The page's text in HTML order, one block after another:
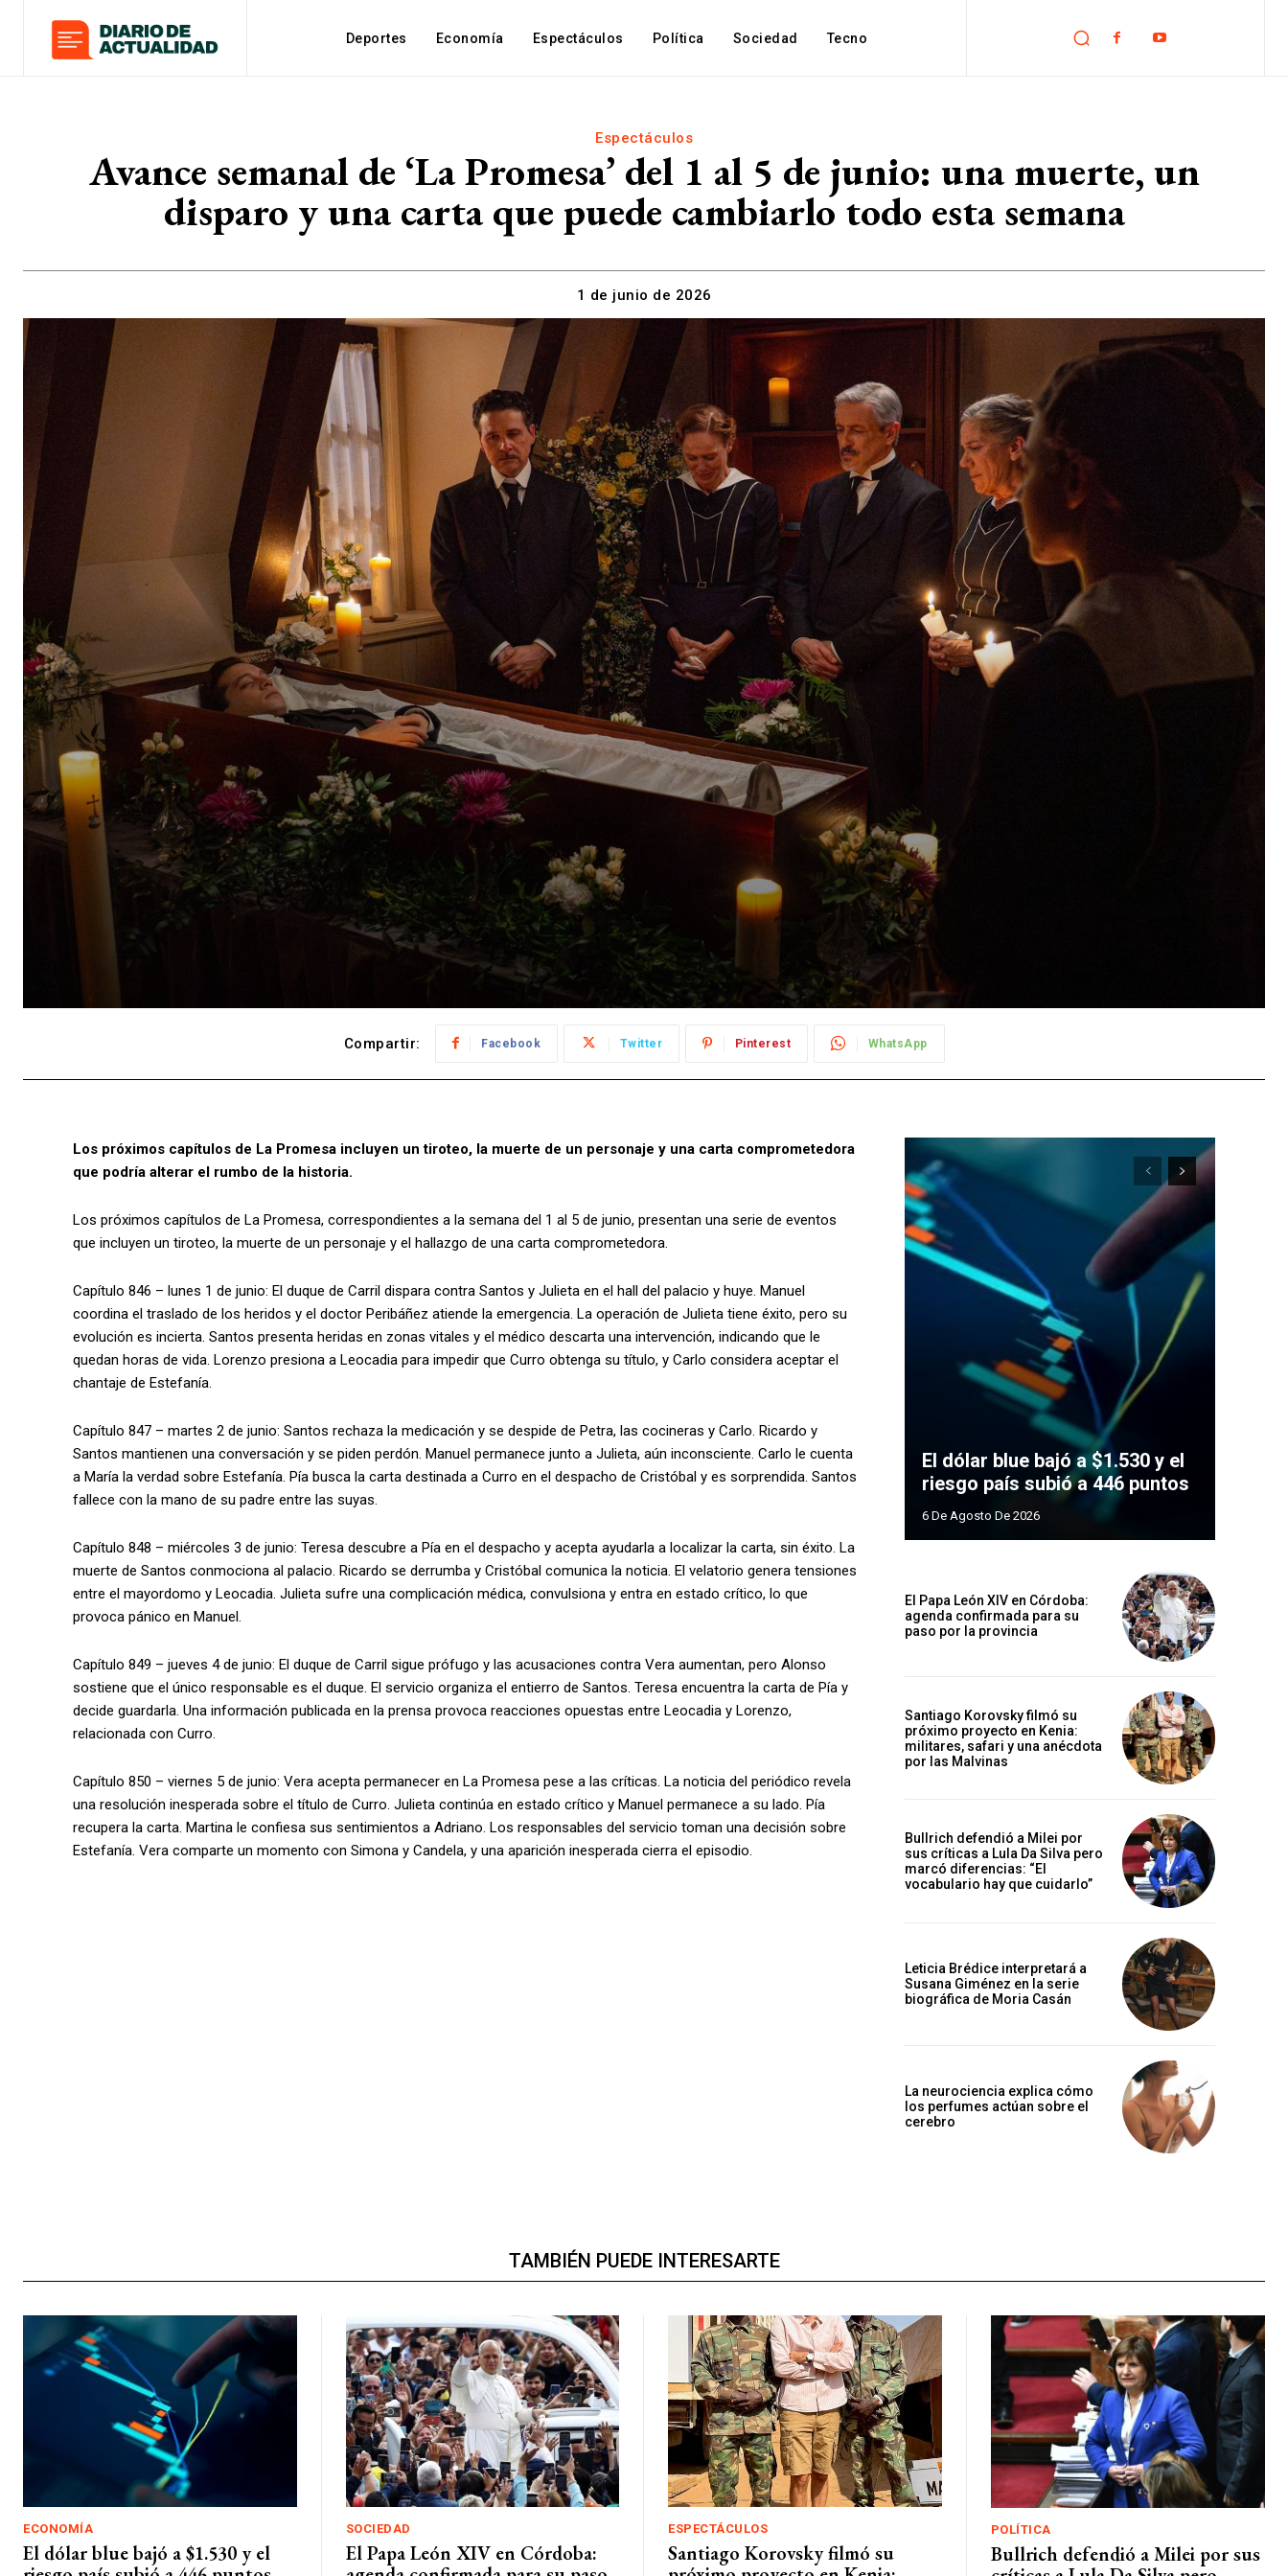
Deportes Economía Espectáculos Política Sociedad Tecno
Espectáculos
Avance semanal de ‘La Promesa’ del 1 al 5 de junio: una muerte, un
disparo y una carta que puede cambiarlo todo esta semana
1 de junio de 2026
Compartir: Facebook Twitter Pinterest WhatsApp
Los próximos capítulos de La Promesa incluyen un tiroteo, la muerte de un personaje y una carta comprometedora
que podría alterar el rumbo de la historia.
Los próximos capítulos de La Promesa, correspondientes a la semana del 1 al 5 de junio, presentan una serie de eventos
que incluyen un tiroteo, la muerte de un personaje y el hallazgo de una carta comprometedora.
Capítulo 846 – lunes 1 de junio: El duque de Carril dispara contra Santos y Julieta en el hall del palacio y huye. Manuel
coordina el traslado de los heridos y el doctor Peribáñez atiende la emergencia. La operación de Julieta tiene éxito, pero su
evolución es incierta. Santos presenta heridas en zonas vitales y el médico descarta una intervención, indicando que le
quedan horas de vida. Lorenzo presiona a Leocadia para impedir que Curro obtenga su título, y Carlo considera aceptar el
chantaje de Estefanía.
Capítulo 847 – martes 2 de junio: Santos rechaza la medicación y se despide de Petra, las cocineras y Carlo. Ricardo y
Santos mantienen una conversación y se piden perdón. Manuel permanece junto a Julieta, aún inconsciente. Carlo le cuenta
a María la verdad sobre Estefanía. Pía busca la carta destinada a Curro en el despacho de Cristóbal y es sorprendida. Santos
fallece con la mano de su padre entre las suyas.
Capítulo 848 – miércoles 3 de junio: Teresa descubre a Pía en el despacho y acepta ayudarla a localizar la carta, sin éxito. La
muerte de Santos conmociona al palacio. Ricardo se derrumba y Cristóbal comunica la noticia. El velatorio genera tensiones
entre el mayordomo y Leocadia. Julieta sufre una complicación médica, convulsiona y entra en estado crítico, lo que
provoca pánico en Manuel.
Capítulo 849 – jueves 4 de junio: El duque de Carril sigue prófugo y las acusaciones contra Vera aumentan, pero Alonso
sostiene que el único responsable es el duque. El servicio organiza el entierro de Santos. Teresa encuentra la carta de Pía y
decide guardarla. Una información publicada en la prensa provoca reacciones opuestas entre Leocadia y Lorenzo,
relacionada con Curro.
Capítulo 850 – viernes 5 de junio: Vera acepta permanecer en La Promesa pese a las críticas. La noticia del periódico revela
una resolución inesperada sobre el título de Curro. Julieta continúa en estado crítico y Manuel permanece a su lado. Pía
recupera la carta. Martina le confiesa sus sentimientos a Adriano. Los responsables del servicio toman una decisión sobre
Estefanía. Vera comparte un momento con Simona y Candela, y una aparición inesperada cierra el episodio.
El dólar blue bajó a $1.530 y el
riesgo país subió a 446 puntos
6 De Agosto De 2026
El Papa León XIV en Córdoba:
agenda confirmada para su
paso por la provincia
Santiago Korovsky filmó su
próximo proyecto en Kenia:
militares, safari y una anécdota
por las Malvinas
Bullrich defendió a Milei por
sus críticas a Lula Da Silva pero
marcó diferencias: “El
vocabulario hay que cuidarlo”
Leticia Brédice interpretará a
Susana Giménez en la serie
biográfica de Moria Casán
La neurociencia explica cómo
los perfumes actúan sobre el
cerebro
TAMBIÉN PUEDE INTERESARTE
ECONOMÍA
El dólar blue bajó a $1.530 y el
SOCIEDAD
El Papa León XIV en Córdoba:
ESPECTÁCULOS
Santiago Korovsky filmó su
POLÍTICA
Bullrich defendió a Milei por sus